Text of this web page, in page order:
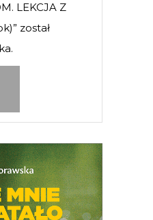
LEKCJA Z
został
Scenariusze
– autorka
Jak Emilię z